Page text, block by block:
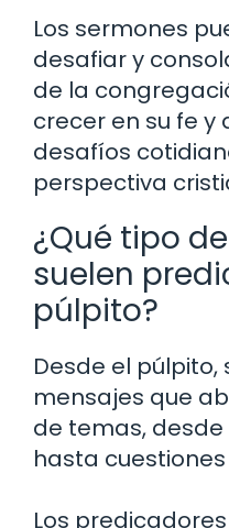
Los sermones
desafiar y
de la
crecer en su fe y
desafíos
perspectiva
¿Qué tipo
suelen
púlpito?
Desde el
mensajes que
de temas,
hasta
Los